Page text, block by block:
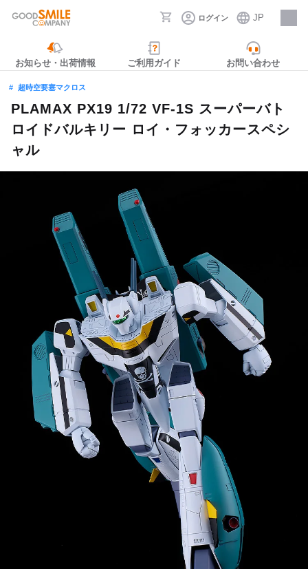
ログイン JP
採用情報
お知らせ・出荷情報 ご利用ガイド お問い合わせ
超時空要塞マクロス
PLAMAX PX19 1/72 VF-1S スーパーバト
ロイドバルキリー ロイ・フォッカースペシ
ャル